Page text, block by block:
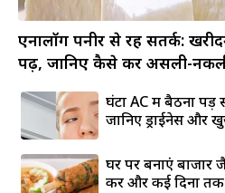
एनालॉग पनीर से रहें सतर्क:
पढ़ें, जानिए कैसे करें असली-
घंटों AC में बैठना पड़
जानिए ड्राईनेस और
घर पर बनाएं बाजार
करें और कई दिनों तक